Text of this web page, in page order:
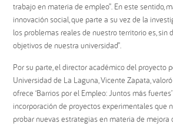
trabajo en materia de empleo”. En este sentido,
innovación social, que parte a su vez de la
los problemas reales de nuestro territorio es, sin
objetivos de nuestra universidad”.
Por su parte, el director académico del proyecto
Universidad de La Laguna, Vicente Zapata,
ofrece ‘Barrios por el Empleo: Juntos más
incorporación de proyectos experimentales que
probar nuevas estrategias en materia de